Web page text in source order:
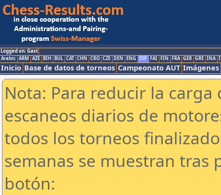
Logged on: Gast
Arabic ARM AZE BIH BUL CAT CHN CRO CZE DEN ENG ESP FAI FIN FRA GER GRE INA
Inicio Base de datos de torneos Campeonato AUT Imágenes
Nota: Para reducir la
escaneos diarios de
todos los torneos
semanas se muestran tras
botón: